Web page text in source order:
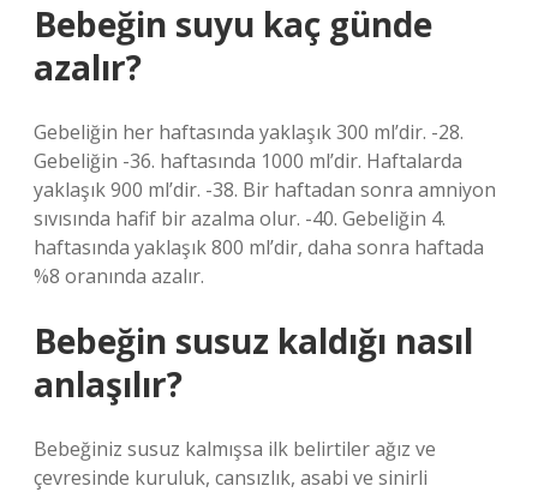
Bebeğin suyu kaç günde
azalır?
Gebeliğin her haftasında yaklaşık 300 ml’dir. -28.
Gebeliğin -36. haftasında 1000 ml’dir. Haftalarda
yaklaşık 900 ml’dir. -38. Bir haftadan sonra amniyon
sıvısında hafif bir azalma olur. -40. Gebeliğin 4.
haftasında yaklaşık 800 ml’dir, daha sonra haftada
%8 oranında azalır.
Bebeğin susuz kaldığı nasıl
anlaşılır?
Bebeğiniz susuz kalmışsa ilk belirtiler ağız ve
çevresinde kuruluk, cansızlık, asabi ve sinirli